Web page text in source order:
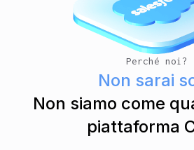
Perché noi?
Non sarai
Non siamo come
piattaforma